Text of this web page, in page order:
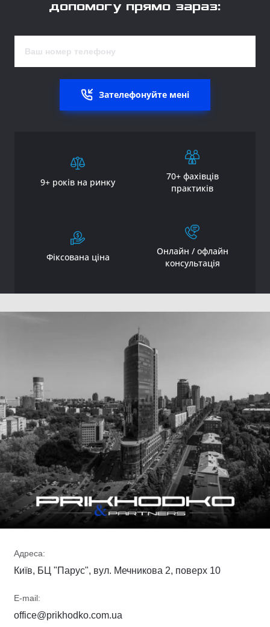
допомогу прямо зараз:
Зателефонуйте мені
9+ років на ринку
70+ фахівців
практиків
Фіксована ціна
Онлайн / офлайн
консультація
Адреса:
Київ, БЦ "Парус", вул. Мечникова 2, поверх 10
E-mail:
office@prikhodko.com.ua